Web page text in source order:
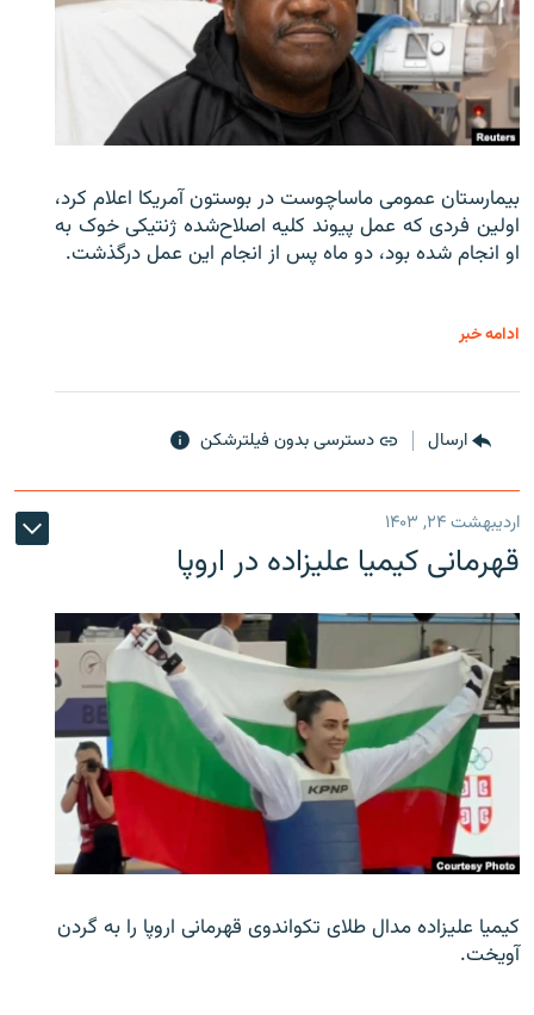
بیمارستان عمومی ماساچوست در بوستون آمریکا اعلام کرد،
اولین فردی که عمل پیوند کلیه اصلاح‌شده ژنتیکی خوک به
او انجام شده بود، دو ماه پس از انجام این عمل درگذشت.
ادامه خبر
ارسال دسترسی بدون فیلترشکن
اردیبهشت ۲۴, ۱۴۰۳
قهرمانی کیمیا علیزاده در اروپا
کیمیا علیزاده مدال طلای تکواندوی قهرمانی اروپا را به گردن
آویخت.